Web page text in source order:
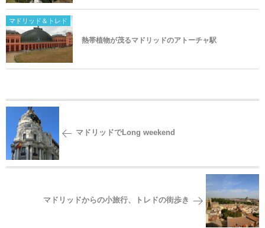
マドリッド＆トレド
熱帯植物が茂るマドリッドのアトーチャ駅
マドリッドでLong weekend
マドリッドからの小旅行、トレドの街歩き